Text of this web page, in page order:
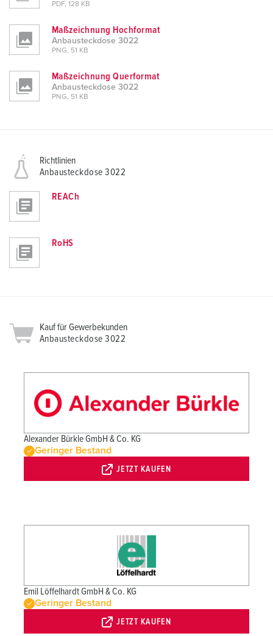
PDF, 128 KB
Maßzeichnung Hochformat
Anbausteckdose 3022
PNG, 51 KB
Maßzeichnung Querformat
Anbausteckdose 3022
PNG, 51 KB
Richtlinien
Anbausteckdose 3022
REACh
RoHS
Kauf für Gewerbekunden
Anbausteckdose 3022
Alexander Bürkle GmbH & Co. KG
Geringer Bestand
JETZT KAUFEN
Emil Löffelhardt GmbH & Co. KG
Geringer Bestand
JETZT KAUFEN